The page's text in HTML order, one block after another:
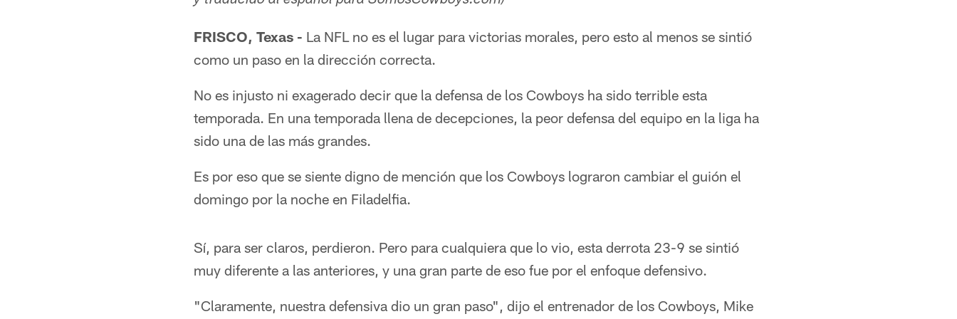
FRISCO, Texas - La NFL no es el lugar para victorias morales, pero esto al menos se sintió
como un paso en la dirección correcta.
No es injusto ni exagerado decir que la defensa de los Cowboys ha sido terrible esta
temporada. En una temporada llena de decepciones, la peor defensa del equipo en la liga ha
sido una de las más grandes.
Es por eso que se siente digno de mención que los Cowboys lograron cambiar el guión el
domingo por la noche en Filadelfia.
Sí, para ser claros, perdieron. Pero para cualquiera que lo vio, esta derrota 23-9 se sintió
muy diferente a las anteriores, y una gran parte de eso fue por el enfoque defensivo.
"Claramente, nuestra defensiva dio un gran paso", dijo el entrenador de los Cowboys, Mike